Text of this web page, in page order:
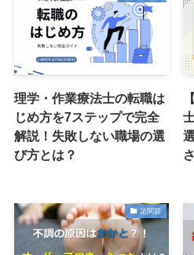
理学・作業療法士の転職は
じめ方を7ステップで完全
解説！失敗しない職場の選
び方とは？
足関節